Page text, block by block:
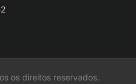
os direitos reservados.